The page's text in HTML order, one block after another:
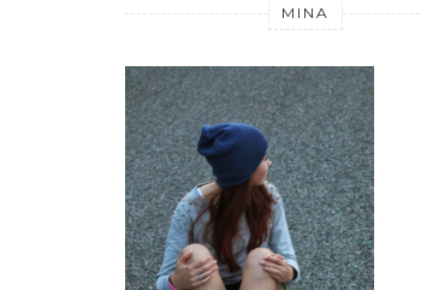
MINA